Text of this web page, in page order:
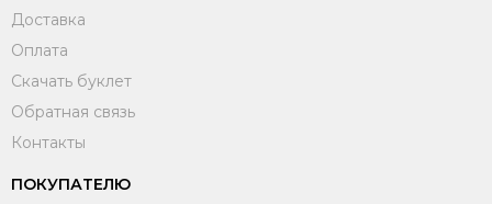
Доставка
Оплата
Скачать буклет
Обратная связь
Контакты
ПОКУПАТЕЛЮ